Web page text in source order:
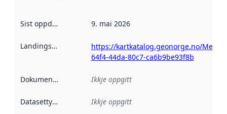
Sist oppdatert 9. mai 2026
Landingsside
https://kartkatalog.geonorge.no/
64f4-44da-80c7-ca6b9be93f8b
Dokumentasjon Ikkje oppgitt
Datasettype Ikkje oppgitt